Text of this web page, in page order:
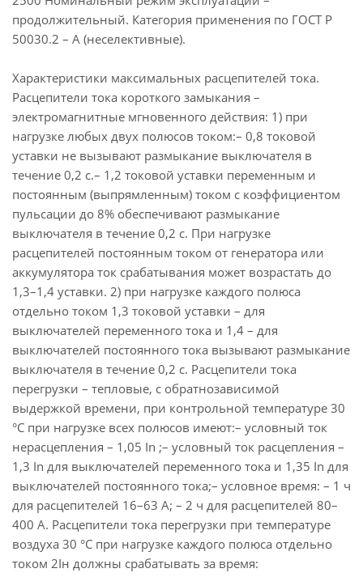
продолжительный. Категория применения по ГОСТ Р
50030.2 – А (неселективные).
Характеристики максимальных расцепителей тока.
Расцепители тока короткого замыкания –
электромагнитные мгновенного действия: 1) при
нагрузке любых двух полюсов током:– 0,8 токовой
уставки не вызывают размыкание выключателя в
течение 0,2 с.– 1,2 токовой уставки переменным и
постоянным (выпрямленным) током с коэффициентом
пульсации до 8% обеспечивают размыкание
выключателя в течение 0,2 с. При нагрузке
расцепителей постоянным током от генератора или
аккумулятора ток срабатывания может возрастать до
1,3–1,4 уставки. 2) при нагрузке каждого полюса
отдельно током 1,3 токовой уставки – для
выключателей переменного тока и 1,4 – для
выключателей постоянного тока вызывают размыкание
выключателя в течение 0,2 с. Расцепители тока
перегрузки – тепловые, с обратнозависимой
выдержкой времени, при контрольной температуре 30
°С при нагрузке всех полюсов имеют:– условный ток
нерасцепления – 1,05 In ;– условный ток расцепления –
1,3 In для выключателей переменного тока и 1,35 In для
выключателей постоянного тока;– условное время: – 1 ч
для расцепителей 16–63 А; – 2 ч для расцепителей 80–
400 А. Расцепители тока перегрузки при температуре
воздуха 30 °С при нагрузке каждого полюса отдельно
током 2Iн должны срабатывать за время: